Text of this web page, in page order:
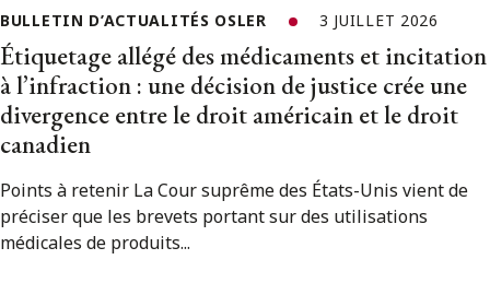
BULLETIN D’ACTUALITÉS OSLER 3 JUILLET 2026
Étiquetage allégé des médicaments et incitation
à l’infraction : une décision de justice crée une
divergence entre le droit américain et le droit
canadien
Points à retenir La Cour suprême des États-Unis vient de
préciser que les brevets portant sur des utilisations
médicales de produits...